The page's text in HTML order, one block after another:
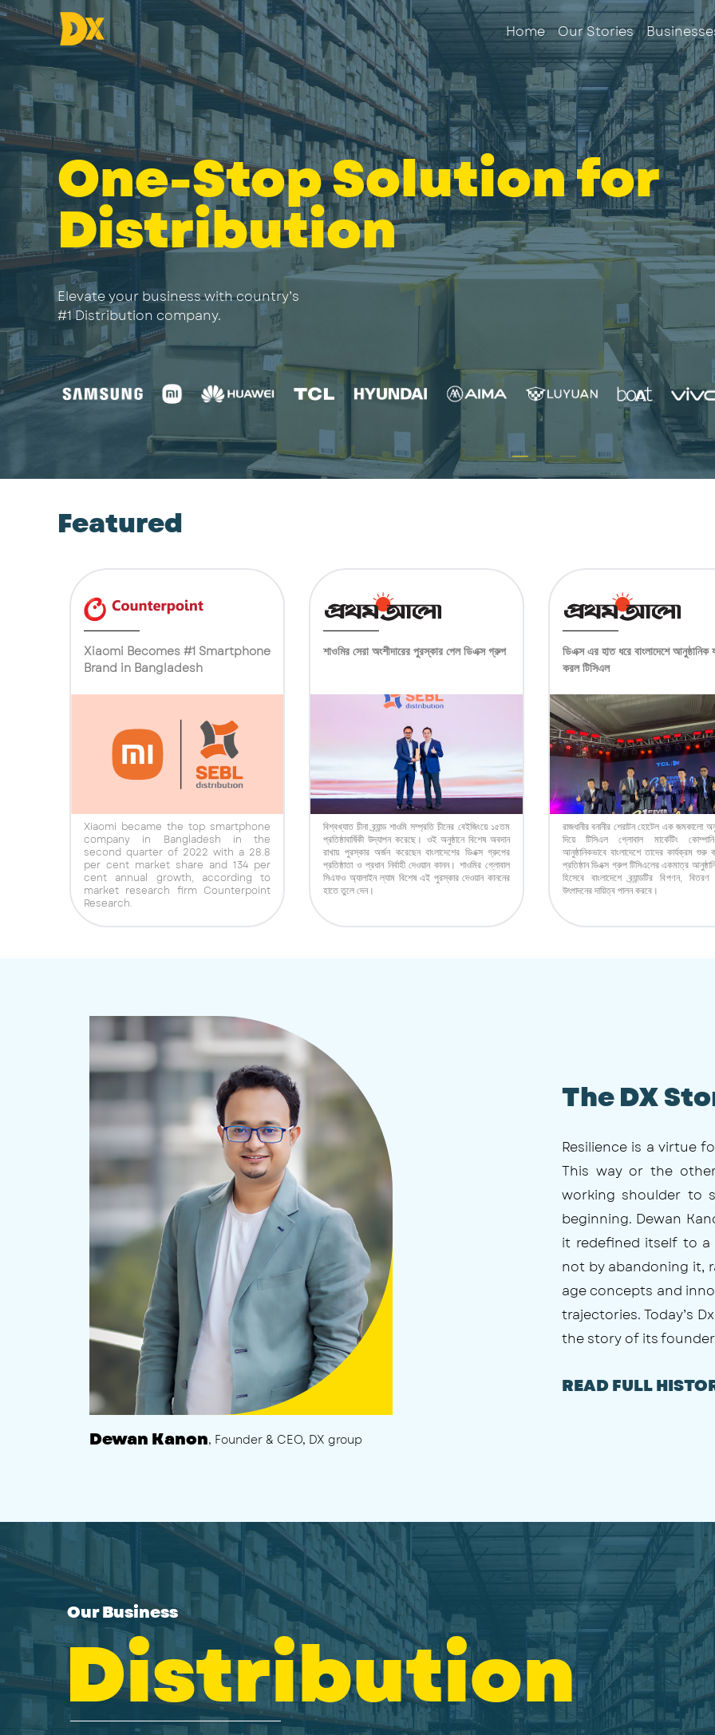
Home Our Stories
One-Stop Solution for
Distribution
Elevate your business with country’s
#1 Distribution company.
Featured
Xiaomi Becomes #1 Smartphone
Brand in Bangladesh
Xiaomi became the top smartphone
company in Bangladesh in the
second quarter of 2022 with a 28.8
per cent market share and 134 per
cent annual growth, according to
market research firm Counterpoint
Research.
শাওমির সেরা অংশীদারের পুরস্কার পেল ডিএক্স গ্রুপ
বিশ্বখ্যাত চীনা ব্র্যান্ড শাওমি সম্প্রতি চীনের বেইজিংয়ে ১৫তম
প্রতিষ্ঠাবার্ষিকী উদ্‌যাপন করেছে। ওই অনুষ্ঠানে বিশেষ অবদান
রাখায় পুরস্কার অর্জন করেছেন বাংলাদেশের ডিএক্স গ্রুপের
প্রতিষ্ঠাতা ও প্রধান নির্বাহী দেওয়ান কানন। শাওমির গ্লোবাল
সিএফও অ্যালাইন ল্যাম বিশেষ এই পুরস্কার দেওয়ান কাননের
হাতে তুলে দেন।
ডিএক্স এর হাত ধরে বাংলাদেশে আনুষ্ঠানিক
করল টিসিএল
রাজধানীর বনানীর শেরাটন হোটেল এক জমকালো
দিয়ে টিসিএল গ্লোবাল মার্কেটিং
আনুষ্ঠানিকভাবে বাংলাদেশে তাদের কার্যক্রম
প্রতিষ্ঠান ডিএক্স গ্রুপ টিসিএলের একমাত্র
হিসেবে বাংলাদেশে ব্র্যান্ডটির বিপণন,
উৎপাদনের দায়িত্ব পালন করবে।
Dewan Kanon, Founder & CEO, DX group
The DX
Resilience is a virtue
This way or the
working shoulder to
beginning. Dewan
it redefined itself to
not by abandoning it,
age concepts and
trajectories. Today’s
the story of its
READ FULL
Our Business
Distribution